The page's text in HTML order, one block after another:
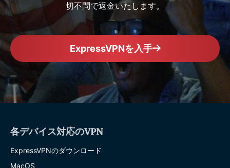
切不問で返金いたします。
ExpressVPNを入手
各デバイス対応のVPN
ExpressVPNのダウンロード
MacOS